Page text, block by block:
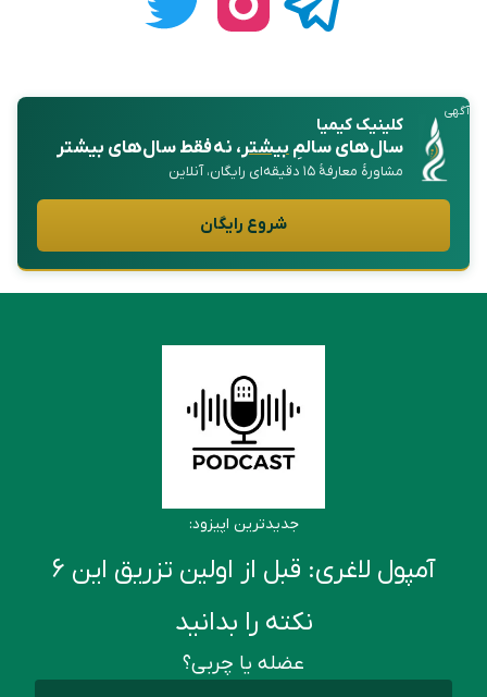
آگهی
کلینیک کیمیا
سال‌های سالمِبیشتر، نه فقط سال‌های بیشتر
مشاورهٔ معارفهٔ ۱۵ دقیقه‌ای رایگان، آنلاین
شروع رایگان
جدیدترین اپیزود:
آمپول لاغری: قبل از اولین تزریق این ۶
نکته را بدانید
عضله یا چربی؟